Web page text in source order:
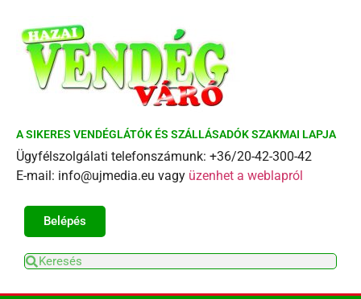
A SIKERES VENDÉGLÁTÓK ÉS SZÁLLÁSADÓK SZAKMAI LAPJA
Ügyfélszolgálati telefonszámunk: +36/20-42-300-42
E-mail: info@ujmedia.eu vagy üzenhet a weblapról
Belépés